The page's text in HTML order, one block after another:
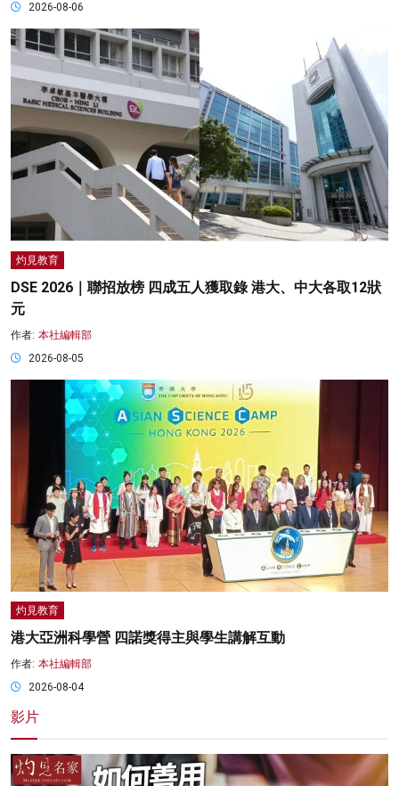
2026-08-06
灼見教育
DSE 2026｜聯招放榜 四成五人獲取錄 港大、中大各取12狀
元
作者: 本社編輯部
2026-08-05
灼見教育
港大亞洲科學營 四諾獎得主與學生講解互動
作者: 本社編輯部
2026-08-04
影片